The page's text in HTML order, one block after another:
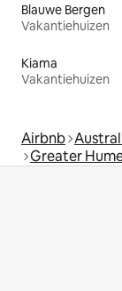
Blauwe Bergen
Vakantiehuizen
Kiama
Vakantiehuizen
Airbnb
Greater